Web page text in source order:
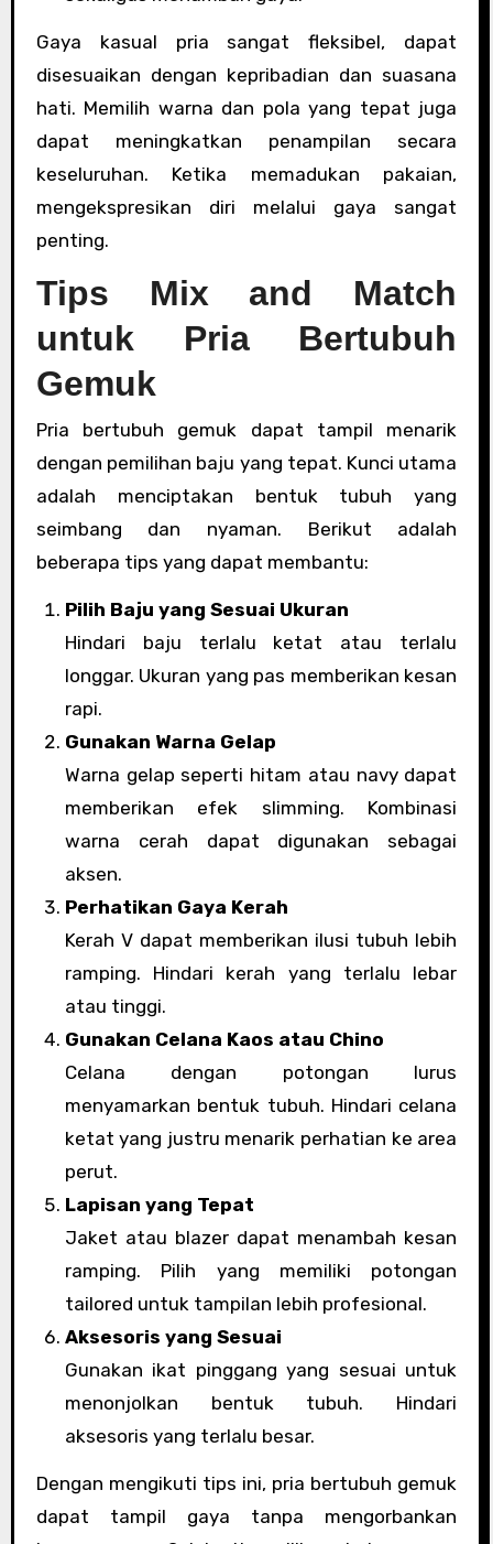
Gaya kasual pria sangat fleksibel, dapat
disesuaikan dengan kepribadian dan suasana
hati. Memilih warna dan pola yang tepat juga
dapat meningkatkan penampilan secara
keseluruhan. Ketika memadukan pakaian,
mengekspresikan diri melalui gaya sangat
penting.
Tips Mix and Match
untuk Pria Bertubuh
Gemuk
Pria bertubuh gemuk dapat tampil menarik
dengan pemilihan baju yang tepat. Kunci utama
adalah menciptakan bentuk tubuh yang
seimbang dan nyaman. Berikut adalah
beberapa tips yang dapat membantu:
Pilih Baju yang Sesuai Ukuran
Hindari baju terlalu ketat atau terlalu
longgar. Ukuran yang pas memberikan kesan
rapi.
Gunakan Warna Gelap
Warna gelap seperti hitam atau navy dapat
memberikan efek slimming. Kombinasi
warna cerah dapat digunakan sebagai
aksen.
Perhatikan Gaya Kerah
Kerah V dapat memberikan ilusi tubuh lebih
ramping. Hindari kerah yang terlalu lebar
atau tinggi.
Gunakan Celana Kaos atau Chino
Celana dengan potongan lurus
menyamarkan bentuk tubuh. Hindari celana
ketat yang justru menarik perhatian ke area
perut.
Lapisan yang Tepat
Jaket atau blazer dapat menambah kesan
ramping. Pilih yang memiliki potongan
tailored untuk tampilan lebih profesional.
Aksesoris yang Sesuai
Gunakan ikat pinggang yang sesuai untuk
menonjolkan bentuk tubuh. Hindari
aksesoris yang terlalu besar.
Dengan mengikuti tips ini, pria bertubuh gemuk
dapat tampil gaya tanpa mengorbankan